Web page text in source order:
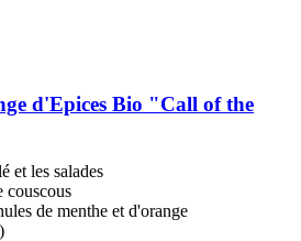
d'Epices Bio "Call of the
et les salades
couscous
de menthe et d'orange